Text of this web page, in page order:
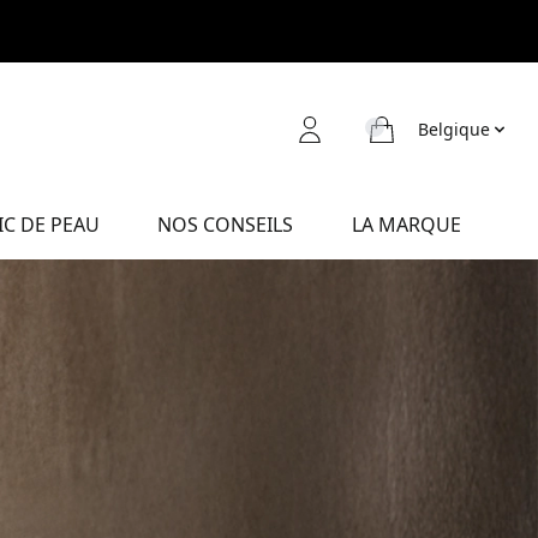
Belgique
DE PEAU NOS CONSEILS LA MARQUE